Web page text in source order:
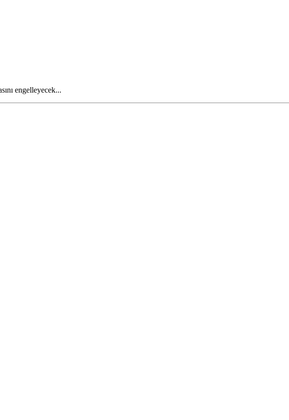
engelleyecek...